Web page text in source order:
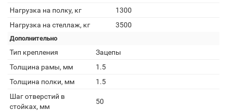
Нагрузка на полку, кг
1300
Нагрузка на стеллаж, кг
3500
Дополнительно
Тип крепления
Зацепы
Толщина рамы, мм
1.5
Толщина полки, мм
1.5
Шаг отверстий в
стойках, мм
50